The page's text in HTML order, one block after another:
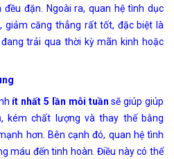
đặn. Ngoài ra, quan hệ tình dục
giảm căng thẳng rất tốt, đặc biệt là
trải qua thời kỳmãn kinh hoặc
ít nhất 5 lần mỗi tuần sẽ giúp giúp
kém chất lượng và thay thế bằng
hơn. Bên cạnh đó, quan hệ tình
máu đến tinh hoàn. Điều này có thể